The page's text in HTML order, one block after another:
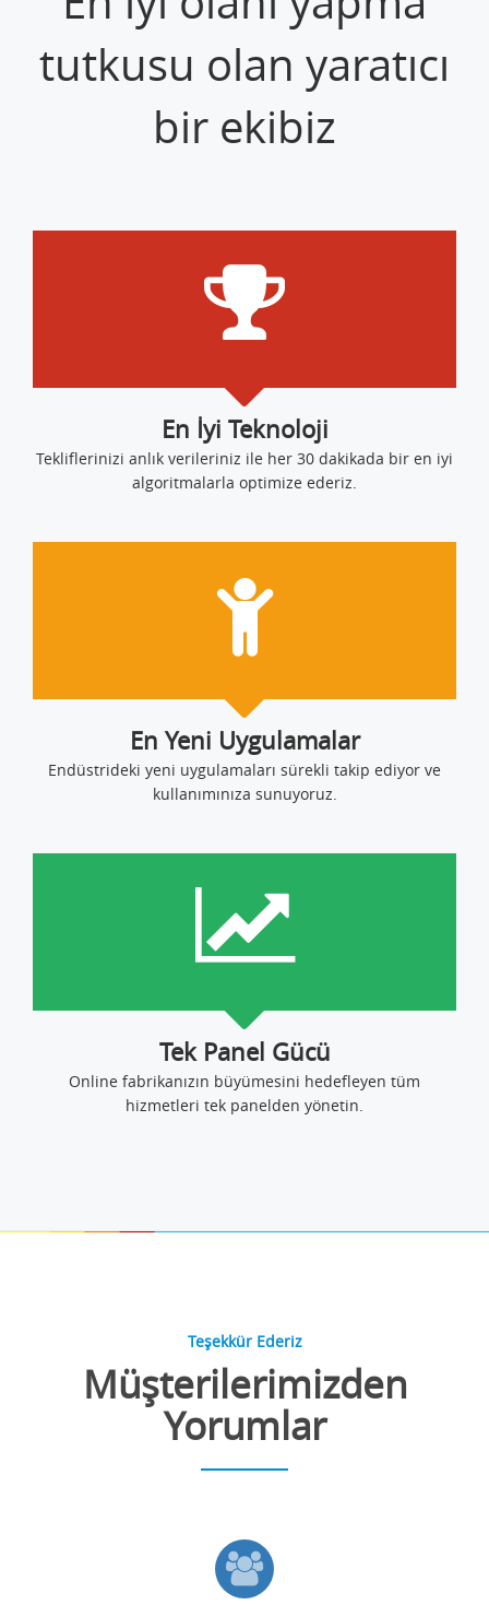
tutkusu olan yaratıcı
bir ekibiz
En İyi Teknoloji
Tekliflerinizi anlık verileriniz ile her 30 dakikada bir en iyi
algoritmalarla optimize ederiz.
En Yeni Uygulamalar
Endüstrideki yeni uygulamaları sürekli takip ediyor ve
kullanımınıza sunuyoruz.
Tek Panel Gücü
Online fabrikanızın büyümesini hedefleyen tüm
hizmetleri tek panelden yönetin.
Teşekkür Ederiz
Müşterilerimizden
Yorumlar